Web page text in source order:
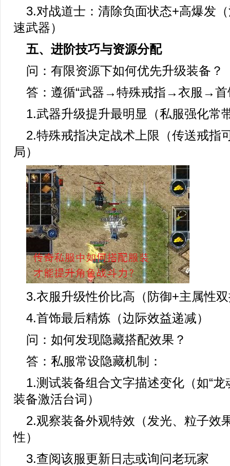
3.对战道士：清除负面状态+高爆发
速武器）
五、进阶技巧与资源分配
问：有限资源下如何优先升级装备？
答：遵循“武器→特殊戒指→衣服→首
1.武器升级提升最明显（私服强化常
2.特殊戒指决定战术上限（传送戒指
局）
3.衣服升级性价比高（防御+主属性
4.首饰最后精炼（边际效益递减）
问：如何发现隐藏搭配效果？
答：私服常设隐藏机制：
1.测试装备组合文字描述变化（如“龙
装备激活台词）
2.观察装备外观特效（发光、粒子效
性）
3.查阅该服更新日志或询问老玩家